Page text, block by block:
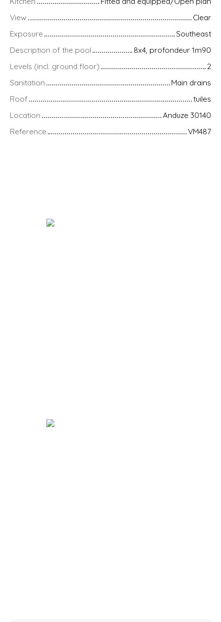
View
Clear
Exposure
Southeast
Description of the pool
8x4, profondeur 1m90
Levels (incl. ground floor)
2
Sanitation
Main drains
Roof
tuiles
Location
Anduze 30140
Reference
VM487